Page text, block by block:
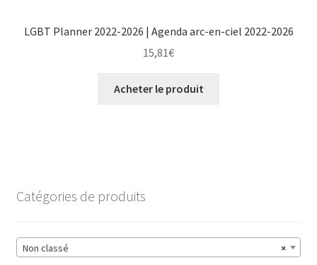
LGBT Planner 2022-2026 | Agenda arc-en-ciel 2022-2026
15,81€
Acheter le produit
Catégories de produits
×
Non classé